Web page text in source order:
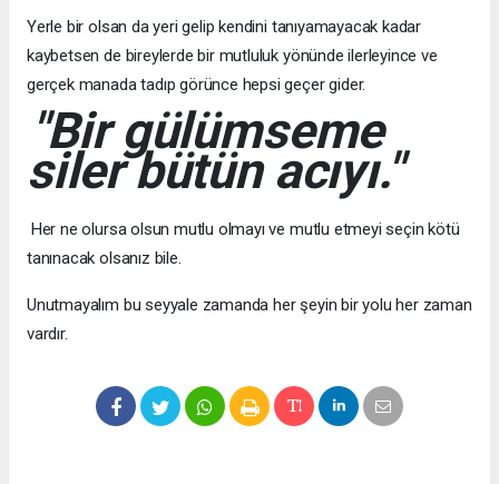
Yerle bir olsan da yeri gelip kendini tanıyamayacak kadar
kaybetsen de bireylerde bir mutluluk yönünde ilerleyince ve
gerçek manada tadıp görünce hepsi geçer gider.
"Bir gülümseme
siler bütün acıyı."
Her ne olursa olsun mutlu olmayı ve mutlu etmeyi seçin kötü
tanınacak olsanız bile.
Unutmayalım bu seyyale zamanda her şeyin bir yolu her zaman
vardır.